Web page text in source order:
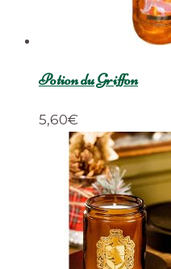
Potion du Griffon
5,60€